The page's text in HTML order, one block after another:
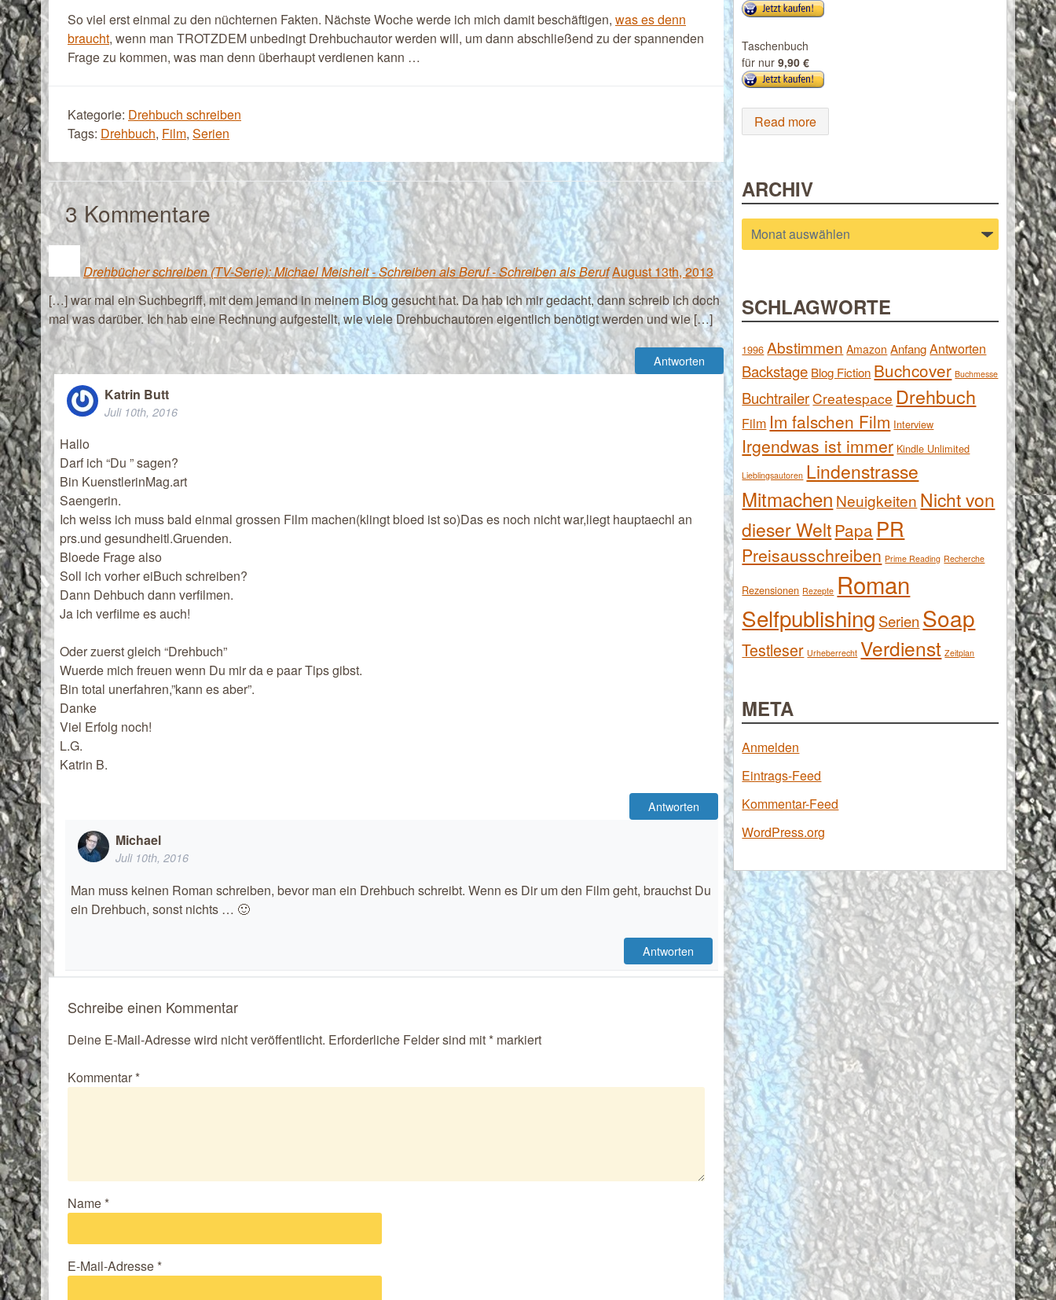
So viel erst einmal zu den nüchternen Fakten. Nächste Woche werde ich mich damit beschäftigen, was es denn
braucht, wenn man TROTZDEM unbedingt Drehbuchautor werden will, um dann abschließend zu der spannenden
Frage zu kommen, was man denn überhaupt verdienen kann …
Kategorie: Drehbuch schreiben
Tags: Drehbuch, Film, Serien
3Kommentare
Drehbücher schreiben (TV-Serie): Michael Meisheit - Schreiben als Beruf - Schreiben als BerufAugust 13th, 2013
[…] war mal ein Suchbegriff, mit dem jemand in meinem Blog gesucht hat. Da hab ich mir gedacht, dann schreib ich doch
mal was darüber. Ich hab eine Rechnung aufgestellt, wie viele Drehbuchautoren eigentlich benötigt werden und wie […]
Antworten
Katrin Butt
Juli 10th, 2016
Hallo
Darf ich “Du ” sagen?
Bin KuenstlerinMag.art
Saengerin.
Ich weiss ich muss bald einmal grossen Film machen(klingt bloed ist so)Das es noch nicht war,liegt hauptaechl an
prs.und gesundheitl.Gruenden.
Bloede Frage also
Soll ich vorher eiBuch schreiben?
Dann Dehbuch dann verfilmen.
Ja ich verfilme es auch!
Oder zuerst gleich “Drehbuch”
Wuerde mich freuen wenn Du mir da e paar Tips gibst.
Bin total unerfahren,”kann es aber”.
Danke
Viel Erfolg noch!
L.G.
Katrin B.
Antworten
Michael
Juli 10th, 2016
Man muss keinen Roman schreiben, bevor man ein Drehbuch schreibt. Wenn es Dir um den Film geht, brauchst Du
ein Drehbuch, sonst nichts … 🙂
Antworten
Schreibe einen Kommentar
Deine E-Mail-Adresse wird nicht veröffentlicht. Erforderliche Felder sind mit* markiert
Kommentar*
Name*
E-Mail-Adresse*
Taschenbuch
für nur9,90 €
Read more
ARCHIV
Archiv
SCHLAGWORTE
1996 Abstimmen Amazon Anfang Antworten
Backstage Blog Fiction Buchcover Buchmesse
BuchtrailerCreatespace Drehbuch
Film Im falschen Film Interview
Irgendwas ist immer Kindle Unlimited
Lieblingsautoren Lindenstrasse
Mitmachen Neuigkeiten Nicht von
dieser WeltPapa PR
Preisausschreiben Prime Reading Recherche
Rezensionen Rezepte Roman
Selfpublishing Serien Soap
Testleser Urheberrecht Verdienst Zeitplan
META
Anmelden
Eintrags-Feed
Kommentar-Feed
WordPress.org